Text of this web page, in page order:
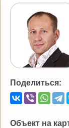
Поделиться:
Объект на